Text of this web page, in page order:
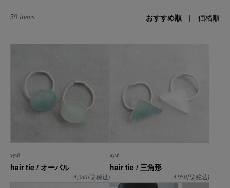
おすすめ順 | 価格順
59 items
syui
hair tie / オーバル
4,950円(税込)
syui
hair tie / 三角形
4,950円(税込)